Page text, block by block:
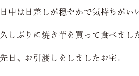
日中は日差しが穏やかで気持ちがい
久しぶりに焼き芋を買って食べまし
先日、お引渡しをしましたお宅。